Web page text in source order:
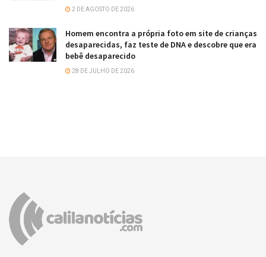
2 DE AGOSTO DE 2026
Homem encontra a própria foto em site de crianças
desaparecidas, faz teste de DNA e descobre que era
bebê desaparecido
28 DE JULHO DE 2026